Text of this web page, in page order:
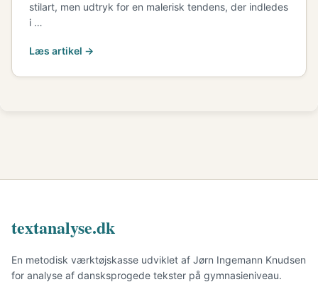
stilart, men udtryk for en malerisk tendens, der indledes
i …
Læs artikel →
textanalyse.dk
En metodisk værktøjskasse udviklet af Jørn Ingemann Knudsen
for analyse af dansksprogede tekster på gymnasieniveau.